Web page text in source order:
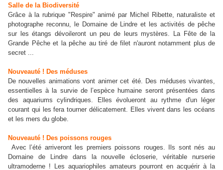
Salle de la Biodiversité
Grâce à la rubrique "Respire" animé par Michel Ribette, naturaliste et
photographe reconnu, le Domaine de Lindre et les activités de pêche
sur les étangs dévoileront un peu de leurs mystères. La Fête de la
Grande Pêche et la pêche au tiré de filet n'auront notamment plus de
secret ...
Nouveauté ! Des méduses
De nouvelles animations vont animer cet été. Des méduses vivantes,
essentielles à la survie de l’espèce humaine seront présentées dans
des aquariums cylindriques. Elles évolueront au rythme d'un léger
courant qui les fera tourner délicatement.
Elles vivent dans les océans
et les mers du globe.
Nouveauté ! Des poissons rouges
Avec l’été arriveront les premiers poissons rouges. Ils sont nés au
Domaine de Lindre dans la nouvelle écloserie, véritable nurserie
ultramoderne ! Les aquariophiles amateurs pourront en acquérir à la